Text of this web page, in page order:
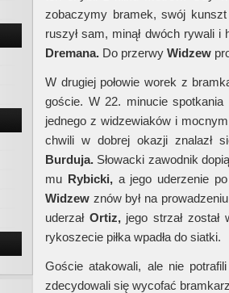
zobaczymy bramek, swój
ruszył sam, minął dwóch rywali i
Dremana. Do przerwy Widzew
W drugiej połowie worek z
goście. W 22. minucie spotkania
jednego z widzewiaków i
chwili w dobrej okazji znalazł
Burduja. Słowacki zawodnik
mu Rybicki,a jego uderzenie
Widzew znów był na
uderzał Ortiz,jego strzał został
rykoszecie piłka wpadła do siatki.
Goście atakowali, ale nie
zdecydowali się wycofać